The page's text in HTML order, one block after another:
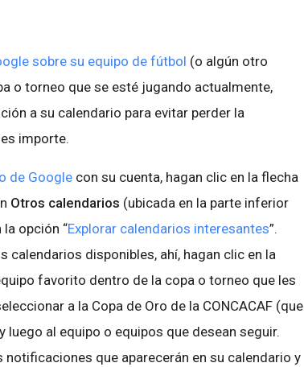
sobre su equipo de fútbol (o algún otro
o torneo que se esté jugando actualmente,
a su calendario para evitar perder la
importe.
de Google con su cuenta, hagan clic en la flecha
Otros calendarios (ubicada en la parte inferior
opción “Explorar calendarios interesantes”.
calendarios disponibles, ahí, hagan clic en la
favorito dentro de la copa o torneo que les
a la Copa de Oro de la CONCACAF (que
luego al equipo o equipos que desean seguir.
notificaciones que aparecerán en su calendario y